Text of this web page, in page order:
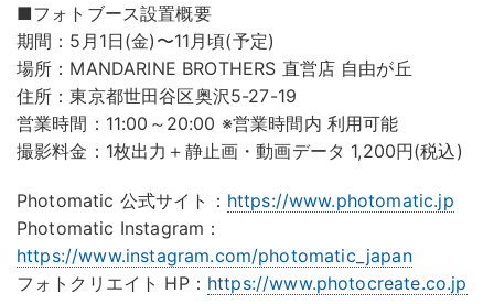
■フォトブース設置概要
期間：5月1日(金)〜11月頃(予定)
場所：MANDARINE BROTHERS 直営店 自由が丘
住所：東京都世田谷区奥沢5-27-19
営業時間：11:00～20:00 ※営業時間内 利用可能
撮影料金：1枚出力＋静止画・動画データ 1,200円(税込)
Photomatic 公式サイト： https://www.photomatic.jp
Photomatic Instagram：
https://www.instagram.com/photomatic_japan
フォトクリエイト HP： https://www.photocreate.co.jp